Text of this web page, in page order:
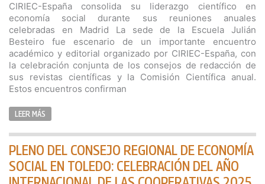
CIRIEC-España consolida su liderazgo científico en
economía social durante sus reuniones anuales
celebradas en Madrid La sede de la Escuela Julián
Besteiro fue escenario de un importante encuentro
académico y editorial organizado por CIRIEC-España, con
la celebración conjunta de los consejos de redacción de
sus revistas científicas y la Comisión Científica anual.
Estos encuentros confirman
LEER MÁS
PLENO DEL CONSEJO REGIONAL DE ECONOMÍA
SOCIAL EN TOLEDO: CELEBRACIÓN DEL AÑO